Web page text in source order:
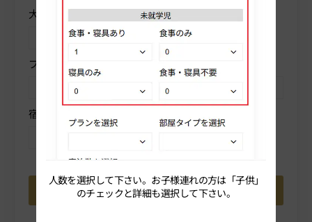
人数を選択して下さい。お子様連れの方は「子供」
のチェックと詳細も選択して下さい。
続いて
大人人数を選択 子供
プランを選択
宿泊数を選択